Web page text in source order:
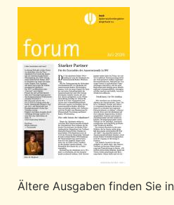
Ältere Ausgaben finden Sie